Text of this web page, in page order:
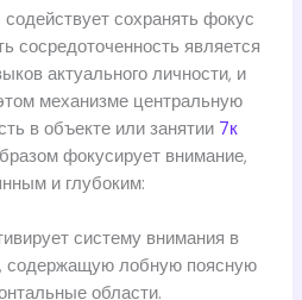
сохранять фокус
сосредоточенность является
актуального личности, и
механизме центральную
в объекте или занятии 7к
фокусирует внимание,
и глубоким:
систему внимания в
содержащую лобную поясную
области.